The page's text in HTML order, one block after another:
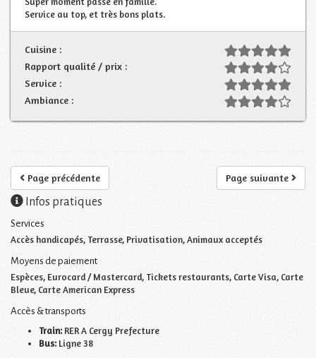
Service au top, et très bons plats.
Cuisine :
Rapport qualité / prix :
Service :
Ambiance :
Page suivante
Page précédente
Infos pratiques
Services
Accès handicapés, Terrasse, Privatisation, Animaux acceptés
Moyens de paiement
Espèces, Eurocard / Mastercard, Tickets restaurants, Carte Visa, Carte
Bleue, Carte American Express
Accès & transports
Train:RER A Cergy Prefecture
Bus:Ligne 38